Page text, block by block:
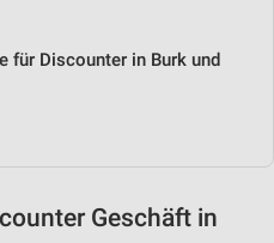
für Discounter in Burk und
Geschäft in